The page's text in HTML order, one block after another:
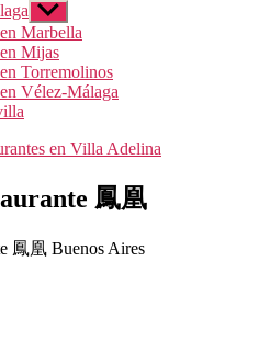
Mostrar
el
submenú
Marbella
Mijas
Torremolinos
Vélez-Málaga
Categoríasen Villa Adelina
鳳凰
鳳凰 Buenos Aires